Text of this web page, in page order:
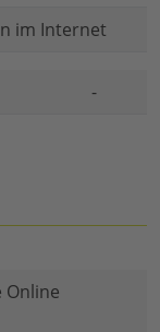
im Internet
-
Online